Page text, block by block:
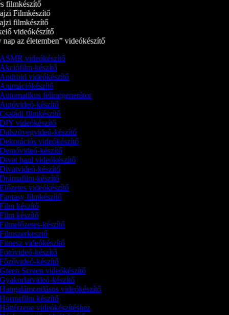
filmkészítő
Filmkészítő
filmkészítő
videókészítő
az életemben” videókészítő
videókészítő
készítő
videókészítő
feliratgenerátor
készítő
filmkészítő
videókészítő
készítő
videókészítő
haul videókészítő
készítő
készítő
videókészítő
filmkészítő
készítő
készítő
készítő
videókészítő
készítő
készítő
Screen videókészítő
készítő
videókészítő
készítő
videókészítéshez